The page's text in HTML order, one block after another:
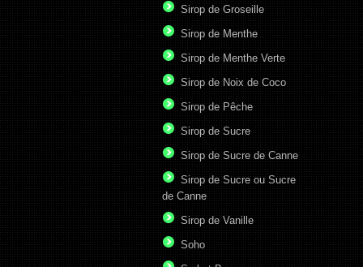
Sirop de Groseille
Sirop de Menthe
Sirop de Menthe Verte
Sirop de Noix de Coco
Sirop de Pêche
Sirop de Sucre
Sirop de Sucre de Canne
Sirop de Sucre ou Sucre
de Canne
Sirop de Vanille
Soho